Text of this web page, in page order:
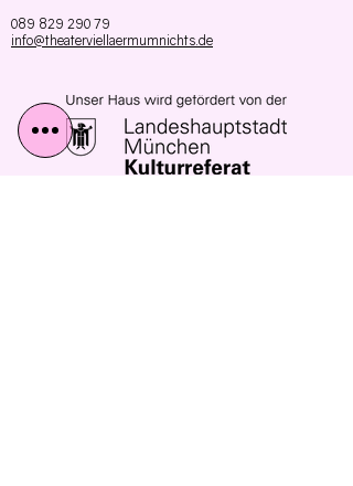
089 829 290 79
info@theaterviellaermumnichts.de